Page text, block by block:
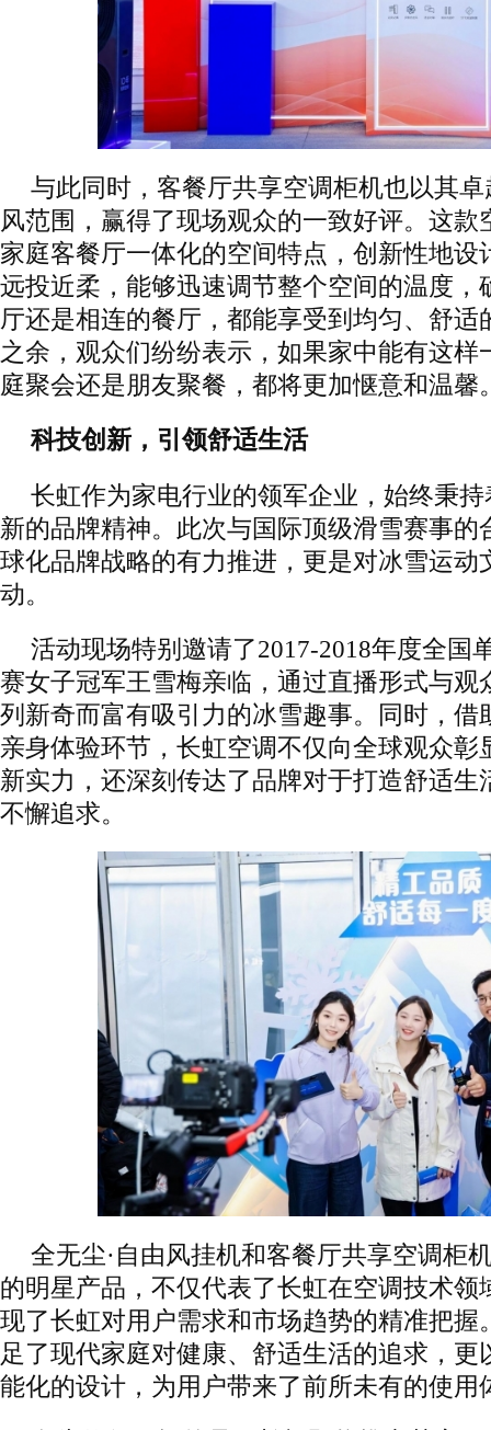
与此同时，客餐厅共享空调柜机也以其
风范围，赢得了现场观众的一致好评。这款
家庭客餐厅一体化的空间特点，创新性地设
远投近柔，能够迅速调节整个空间的温度，
厅还是相连的餐厅，都能享受到均匀、舒适
之余，观众们纷纷表示，如果家中能有这样
庭聚会还是朋友聚餐，都将更加惬意和温馨
科技创新，引领舒适生活
长虹作为家电行业的领军企业，始终秉
新的品牌精神。此次与国际顶级滑雪赛事的
球化品牌战略的有力推进，更是对冰雪运动
动。
活动现场特别邀请了2017-2018年度全国
赛女子冠军王雪梅亲临，通过直播形式与观
列新奇而富有吸引力的冰雪趣事。同时，借
亲身体验环节，长虹空调不仅向全球观众彰
新实力，还深刻传达了品牌对于打造舒适生
不懈追求。
全无尘·自由风挂机和客餐厅共享空调柜
的明星产品，不仅代表了长虹在空调技术领
现了长虹对用户需求和市场趋势的精准把握
足了现代家庭对健康、舒适生活的追求，更
能化的设计，为用户带来了前所未有的使用